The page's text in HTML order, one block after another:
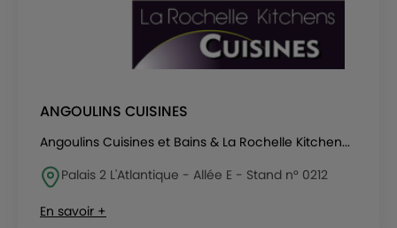
ANGOULINS CUISINES
Angoulins Cuisines et Bains & La Rochelle Kitchen...
Palais 2 L'Atlantique - Allée E - Stand n° 0212
En savoir +